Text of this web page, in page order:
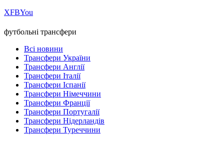
ХFBYou
футбольні трансфери
Всі новини
Трансфери України
Трансфери Англії
Трансфери Італії
Трансфери Іспанії
Трансфери Німеччини
Трансфери Франції
Трансфери Португалії
Трансфери Нідерландів
Трансфери Туреччини